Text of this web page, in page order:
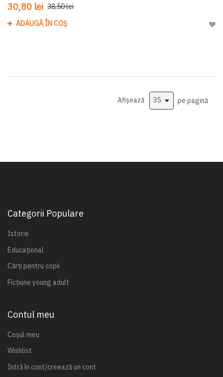
30,80 lei 38,50 lei
ADAUGĂ ÎN COȘ
Afișează pe pagină
Categorii Populare
Istorie
Educațional
Cărți pentru copii
Ficțiune young adult
Contul meu
Coșul meu
Wishlist
Intră în cont/creează un cont